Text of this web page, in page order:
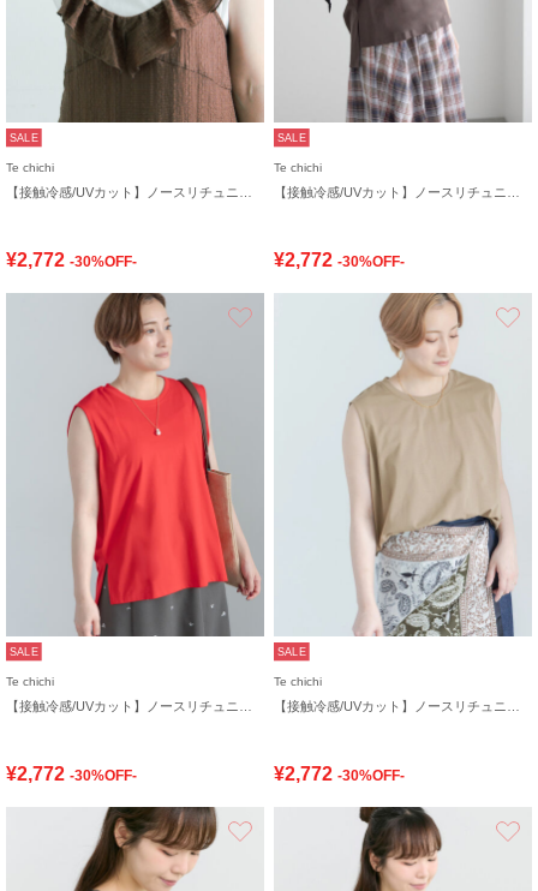
SALE
Te chichi
¥2,772 -30%OFF-
SALE
Te chichi
¥2,772 -30%OFF-
SALE
Te chichi
¥2,772 -30%OFF-
SALE
Te chichi
¥2,772 -30%OFF-